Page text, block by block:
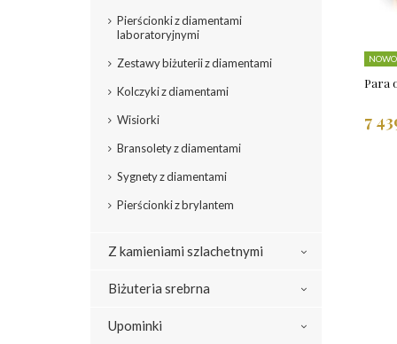
Pierścionki z diamentami
laboratoryjnymi
Zestawy biżuterii z diamentami
Kolczyki z diamentami
Wisiorki
Bransolety z diamentami
Sygnety z diamentami
Pierścionki z brylantem
Z kamieniami szlachetnymi
Biżuteria srebrna
Upominki
Para
7